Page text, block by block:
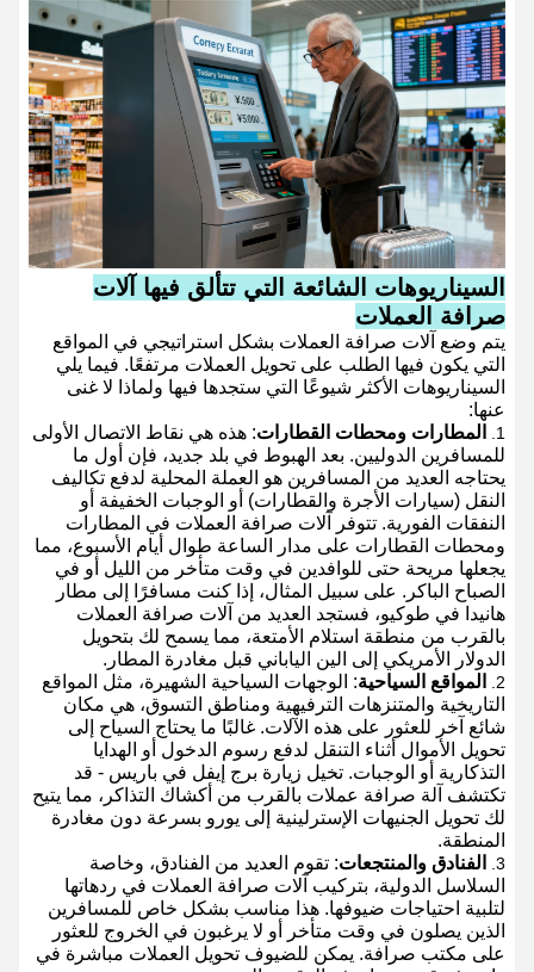
السيناريوهات الشائعة التي تتألق فيها آلات
صرافة العملات
يتم وضع آلات صرافة العملات بشكل استراتيجي في المواقع
التي يكون فيها الطلب على تحويل العملات مرتفعًا. فيما يلي
السيناريوهات الأكثر شيوعًا التي ستجدها فيها ولماذا لا غنى
عنها:
المطارات ومحطات القطارات: هذه هي نقاط الاتصال الأولى
للمسافرين الدوليين. بعد الهبوط في بلد جديد، فإن أول ما
يحتاجه العديد من المسافرين هو العملة المحلية لدفع تكاليف
النقل (سيارات الأجرة والقطارات) أو الوجبات الخفيفة أو
النفقات الفورية. تتوفر آلات صرافة العملات في المطارات
ومحطات القطارات على مدار الساعة طوال أيام الأسبوع، مما
يجعلها مريحة حتى للوافدين في وقت متأخر من الليل أو في
الصباح الباكر. على سبيل المثال، إذا كنت مسافرًا إلى مطار
هانيدا في طوكيو، فستجد العديد من آلات صرافة العملات
بالقرب من منطقة استلام الأمتعة، مما يسمح لك بتحويل
الدولار الأمريكي إلى الين الياباني قبل مغادرة المطار.
المواقع السياحية: الوجهات السياحية الشهيرة، مثل المواقع
التاريخية والمتنزهات الترفيهية ومناطق التسوق، هي مكان
شائع آخر للعثور على هذه الآلات. غالبًا ما يحتاج السياح إلى
تحويل الأموال أثناء التنقل لدفع رسوم الدخول أو الهدايا
التذكارية أو الوجبات. تخيل زيارة برج إيفل في باريس - قد
تكتشف آلة صرافة عملات بالقرب من أكشاك التذاكر، مما يتيح
لك تحويل الجنيهات الإسترلينية إلى يورو بسرعة دون مغادرة
المنطقة.
الفنادق والمنتجعات: تقوم العديد من الفنادق، وخاصة
السلاسل الدولية، بتركيب آلات صرافة العملات في ردهاتها
لتلبية احتياجات ضيوفها. هذا مناسب بشكل خاص للمسافرين
الذين يصلون في وقت متأخر أو لا يرغبون في الخروج للعثور
على مكتب صرافة. يمكن للضيوف تحويل العملات مباشرة في